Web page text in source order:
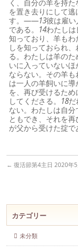
く、自分の羊を持
を置き去りにして
す。――13彼は雇
である。 14わたし
知っており、羊もわ
しを知っておられ
る。わたしは羊のた
いに入っていない
ならない。その羊
は一人の羊飼いに導
を、再び受けるた
してくださる。 18だ
ない。わたしは自
ともでき、それを
が父から受けた掟で
← 復活節第4主日 2020年
カテゴリー
未分類